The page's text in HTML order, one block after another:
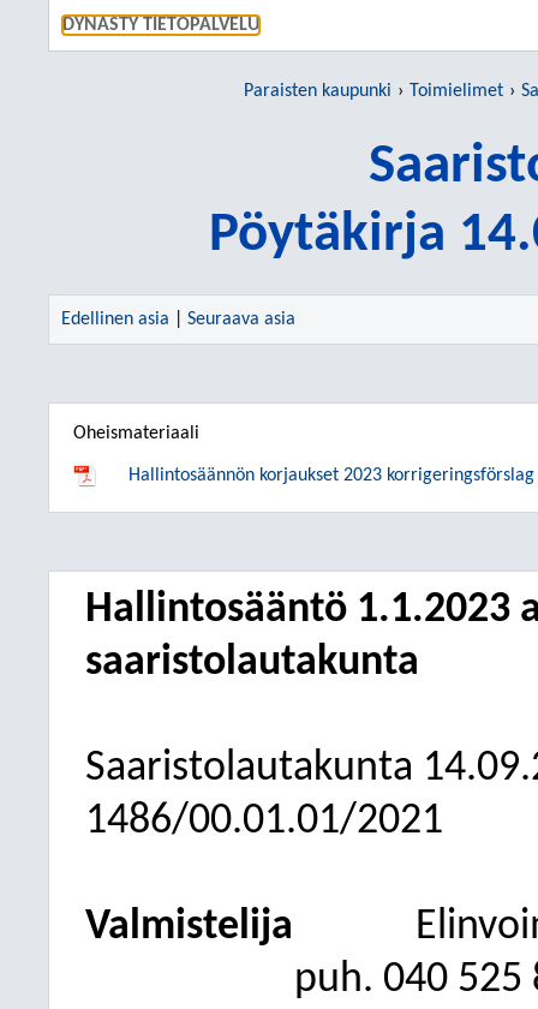
DYNASTY TIETOPALVELU
Paraisten kaupunki Toimielimet
Pöytäkirja
Edellinen asia Seuraava asia
Oheismateriaali
Hallintosäännön korjaukset 2023
Hallintosääntö 1.1.2023
saaristolautakunta
Saaristolautakunta
1486/00.01.01/2021
Valmistelija
puh. 040 525